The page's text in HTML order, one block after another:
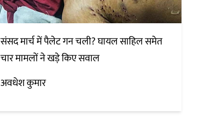
संसद मार्च में पैलेट गन चली? घायल साहिल समेत
चार मामलों ने खड़े किए सवाल
अवधेश कुमार